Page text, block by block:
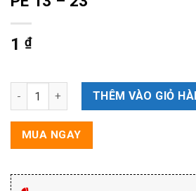
1 ₫
PE 13 - 23 số lượngTHÊM VÀO GIỎ
MUA NGAY